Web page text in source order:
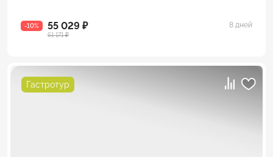
-10% 55 029 ₽
61 171 ₽
8 дней
Гастротур